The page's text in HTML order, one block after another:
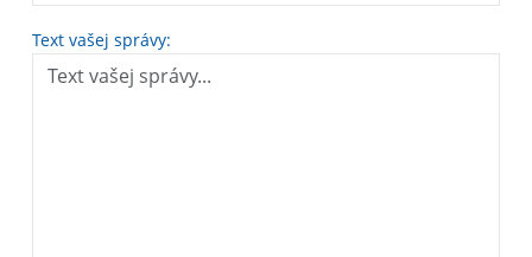
Text vašej správy: